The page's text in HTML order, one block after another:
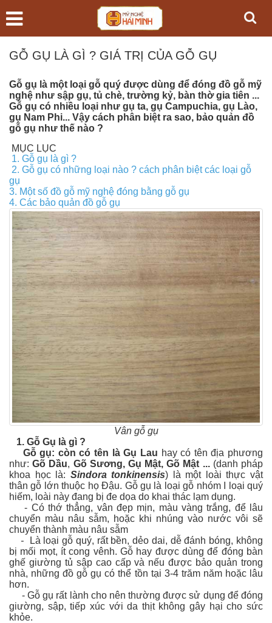
GỖ GỤ LÀ GÌ ? GIÁ TRỊ CỦA GỖ GỤ
Gỗ gụ là một loại gỗ quý được dùng để đóng đồ gỗ mỹ
nghệ như sập gụ, tủ chè, trường kỷ, bàn thờ gia tiên ...
Gỗ gụ có nhiều loại như gụ ta, gụ Campuchia, gụ Lào,
gụ Nam Phi... Vậy cách phân biệt ra sao, bảo quản đồ
gỗ gụ như thế nào ?
MỤC LỤC
1. Gỗ gụ là gì ?
2. Gỗ gụ có những loại nào ? cách phân biệt các loại gỗ
gụ
3. Một số đồ gỗ mỹ nghệ đóng bằng gỗ gụ
4. Các bảo quản đồ gỗ gụ
Vân gỗ gụ
1. Gỗ Gụ là gì ?
Gỗ gụ: còn có tên là Gụ Lau hay có tên địa phương
như:Gõ Dầu, Gõ Sương, Gụ Mật, Gõ Mật ...(danh pháp
khoa học là: Sindora tonkinensis) là một loài thực vật
thân gỗ lớn thuộc họ Đậu. Gỗ gụ là loại gỗ nhóm I loại quý
hiếm, loài này đang bị đe dọa do khai thác lạm dụng.
- Có thớ thẳng, vân đẹp mịn, màu vàng trắng, để lâu
chuyển màu nâu sẫm, hoặc khi nhúng vào nước vôi sẽ
chuyển thành màu nâu sẫm
- Là loại gỗ quý, rất bền, dẻo dai, dễ đánh bóng, không
bị mối mọt, ít cong vênh. Gỗ hay được dùng để đóng bàn
ghế giường tủ sập cao cấp và nếu được bảo quản trong
nhà, những đồ gỗ gụ có thể tồn tại 3-4 trăm năm hoặc lâu
hơn.
- Gỗ gụ rất lành cho nên thường được sử dụng để đóng
giường, sập, tiếp xúc với da thịt không gây hại cho sức
khỏe.